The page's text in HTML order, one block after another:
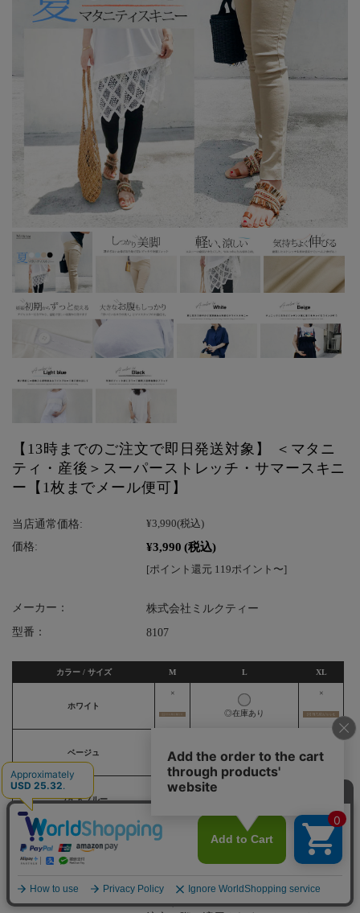
【13時までのご注文で即日発送対象】 ＜マタニ
ティ・産後＞スーパーストレッチ・サマースキニ
ー【1枚までメール便可】
当店通常価格: ¥3,990(税込)
価格: ¥3,990 (税込)
[ポイント還元 119ポイント〜]
メーカー：
株式会社ミルクティー
型番：
8107
カラー / サイズ M L XL
ホワイト
×
◎在庫あり
×
ベージュ
ライトブルー
×
ブラック
×
即日発送について:
土日祝、弊社休業日は翌営業日以降発
送です。即日発送対象外商品とご一緒